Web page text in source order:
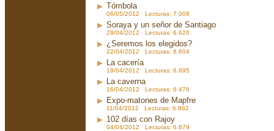
Tómbola
06/05/2012 Lecturas: 7.008
Soraya y un señor de Santiago
29/04/2012 Lecturas: 6.620
¿Seremos los elegidos?
22/04/2012 Lecturas: 6.604
La cacería
19/04/2012 Lecturas: 6.895
La caverna
16/04/2012 Lecturas: 6.476
Expo-matones de Mapfre
11/04/2012 Lecturas: 6.862
102 días con Rajoy
04/04/2012 Lecturas: 6.879